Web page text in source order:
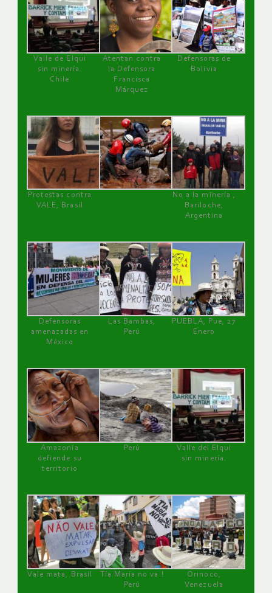
Valle de Elqui
sin minería.
Chile
Atentan contra
la Defensora
Francisca
Márquez
Defensoras de
Bolivia
Protestas contra
VALE, Brasil
No a la minería ,
Bariloche,
Argentina
Defensoras
amenazadas en
México
Las Bambas,
Perú
PUEBLA, Pue, 27
Enero
Amazonía
defiende su
territorio
Perú
Valle del Elqui
sin minería.
Vale mata, Brasil
Tía María no va !
Perú
Orinoco,
Venezuela